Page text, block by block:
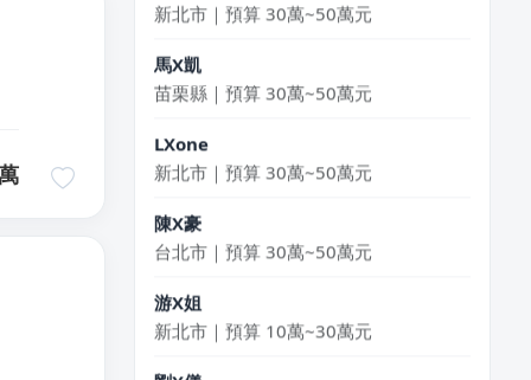
苗栗縣｜預算 30萬~50萬元
新北市｜預算 30萬~50萬元
台北市｜預算 30萬~50萬元
新北市｜預算 10萬~30萬元